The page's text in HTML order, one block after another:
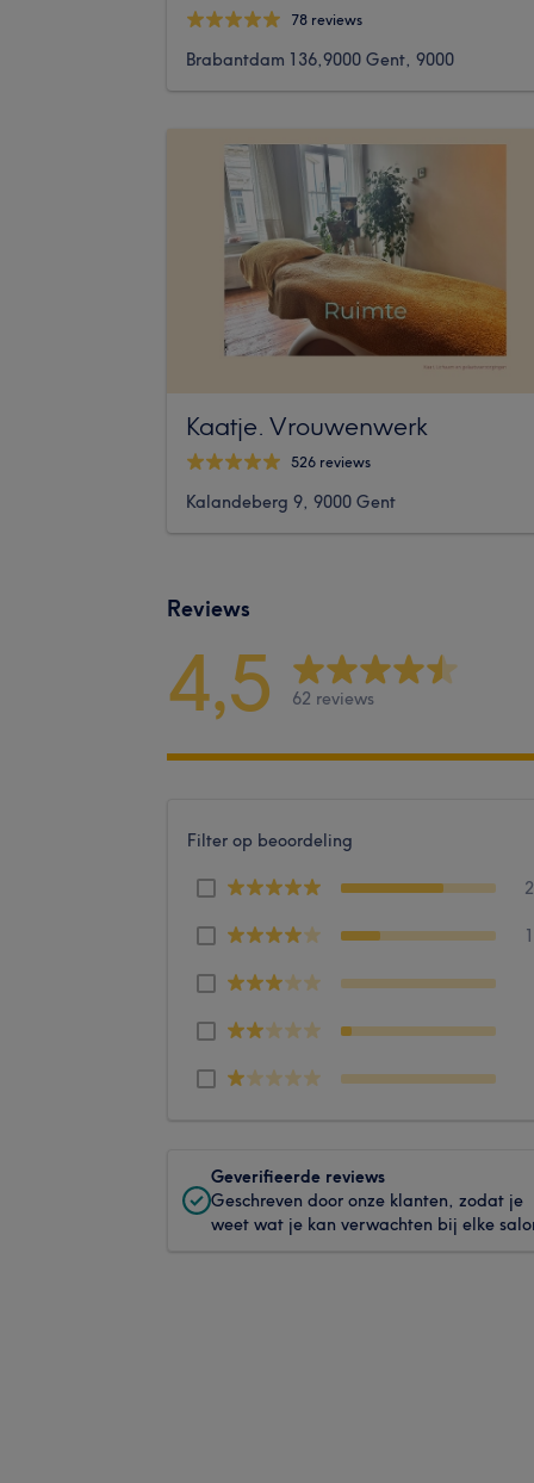
78 reviews
Brabantdam 136,9000 Gent, 9000
Kaatje. Vrouwenwerk
526 reviews
Kalandeberg 9, 9000 Gent
Reviews
4,5 62 reviews
Filter op beoordeling
Geverifieerde reviews
Geschreven door onze klanten, zodat je
weet wat je kan verwachten bij elke